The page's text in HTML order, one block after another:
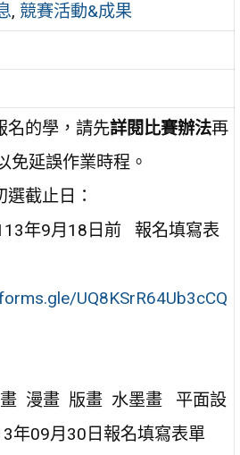
, 競賽活動&成果
名的學，請先詳閱比賽辦法再
免延誤作業時程。
選截止日：
年9月18日前 報名填寫表
UQ8KSrR64Ub3cCQ
畫 漫畫 版畫 水墨畫 平面設
年09月30日報名填寫表單